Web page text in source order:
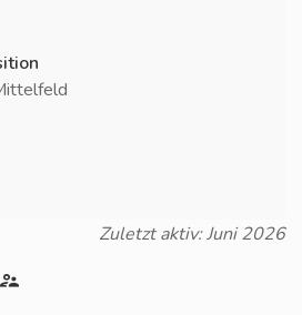
Zuletzt aktiv: Juni 2026